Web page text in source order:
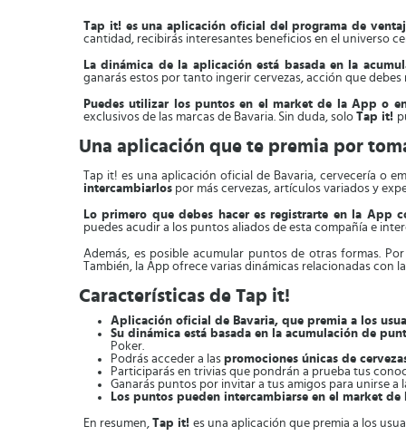
Tap it! es una aplicación oficial del programa de
cantidad, recibirás interesantes beneficios en el universo
La dinámica de la aplicación está basada en la
ganarás estos por tanto ingerir cervezas, acción que
Puedes utilizar los puntos en el market de la App o
exclusivos de las marcas de Bavaria. Sin duda, solo Tap it!
Una aplicación que te premia por
Tap it! es una aplicación oficial de Bavaria, cervecería o
intercambiarlos por más cervezas, artículos variados y
Lo primero que debes hacer es registrarte en la App
puedes acudir a los puntos aliados de esta compañía e
Además, es posible acumular puntos de otras formas.
También, la App ofrece varias dinámicas relacionadas con
Características de Tap it!
Aplicación oficial de Bavaria, que premia a los
Su dinámica está basada en la acumulación de
Poker.
Podrás acceder a las promociones únicas de
Participarás en trivias que pondrán a prueba tus
Ganarás puntos por invitar a tus amigos para unirse a
Los puntos pueden intercambiarse en el market
En resumen, Tap it! es una aplicación que premia a los